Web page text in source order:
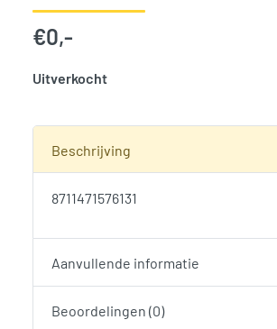
€0,-
Uitverkocht
Beschrijving
8711471576131
Aanvullende informatie
Beoordelingen (0)